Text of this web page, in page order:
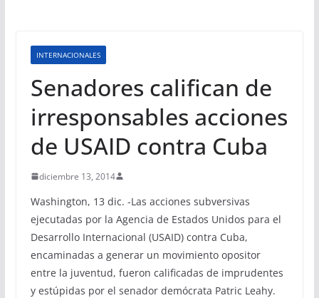
INTERNACIONALES
Senadores califican de
irresponsables acciones
de USAID contra Cuba
diciembre 13, 2014
Washington, 13 dic. -Las acciones subversivas
ejecutadas por la Agencia de Estados Unidos para el
Desarrollo Internacional (USAID) contra Cuba,
encaminadas a generar un movimiento opositor
entre la juventud, fueron calificadas de imprudentes
y estúpidas por el senador demócrata Patric Leahy.